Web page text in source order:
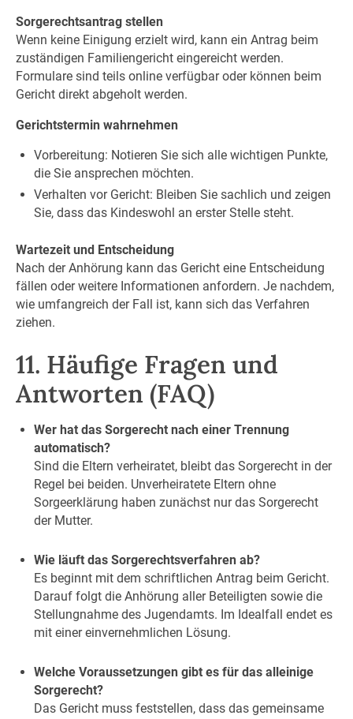
Sorgerechtsantrag stellen
Wenn keine Einigung erzielt wird, kann ein Antrag beim
zuständigen Familiengericht eingereicht werden.
Formulare sind teils online verfügbar oder können beim
Gericht direkt abgeholt werden.
Gerichtstermin wahrnehmen
Vorbereitung: Notieren Sie sich alle wichtigen Punkte,
die Sie ansprechen möchten.
Verhalten vor Gericht: Bleiben Sie sachlich und zeigen
Sie, dass das Kindeswohl an erster Stelle steht.
Wartezeit und Entscheidung
Nach der Anhörung kann das Gericht eine Entscheidung
fällen oder weitere Informationen anfordern. Je nachdem,
wie umfangreich der Fall ist, kann sich das Verfahren
ziehen.
11. Häufige Fragen und
Antworten (FAQ)
Wer hat das Sorgerecht nach einer Trennung
automatisch?
Sind die Eltern verheiratet, bleibt das Sorgerecht in der
Regel bei beiden. Unverheiratete Eltern ohne
Sorgeerklärung haben zunächst nur das Sorgerecht
der Mutter.
Wie läuft das Sorgerechtsverfahren ab?
Es beginnt mit dem schriftlichen Antrag beim Gericht.
Darauf folgt die Anhörung aller Beteiligten sowie die
Stellungnahme des Jugendamts. Im Idealfall endet es
mit einer einvernehmlichen Lösung.
Welche Voraussetzungen gibt es für das alleinige
Sorgerecht?
Das Gericht muss feststellen, dass das gemeinsame